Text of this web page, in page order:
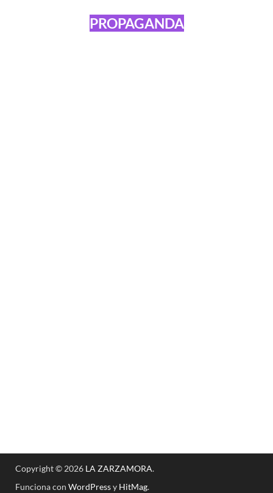
PROPAGANDA
Copyright © 2026 LA ZARZAMORA.
Funciona con WordPressy HitMag.